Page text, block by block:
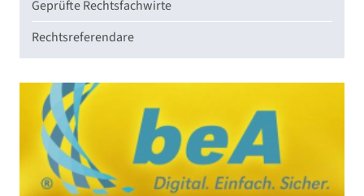
Geprüfte Rechtsfachwirte
Rechtsreferendare